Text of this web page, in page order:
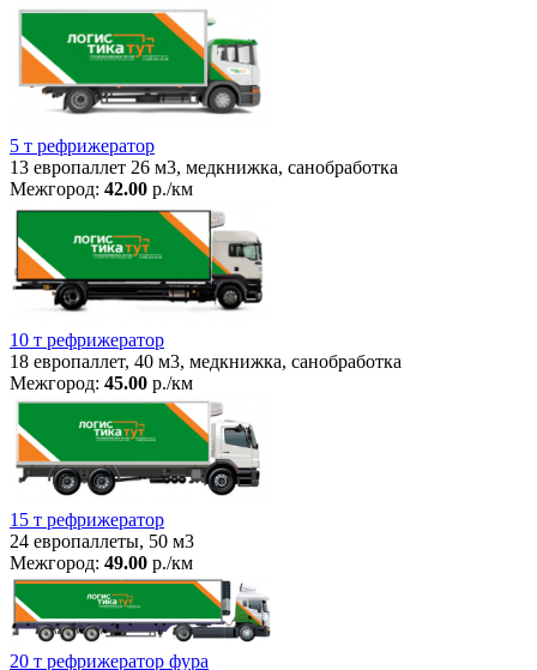
5 т рефрижератор
13 европаллет 26 м3, медкнижка, санобработка
Межгород: 42.00 р./км
10 т рефрижератор
18 европаллет, 40 м3, медкнижка, санобработка
Межгород: 45.00 р./км
15 т рефрижератор
24 европаллеты, 50 м3
Межгород: 49.00 р./км
20 т рефрижератор фура